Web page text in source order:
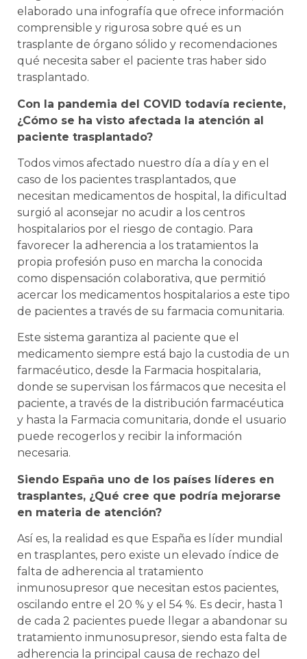
elaborado una infografía que ofrece información
comprensible y rigurosa sobre qué es un
trasplante de órgano sólido y recomendaciones
qué necesita saber el paciente tras haber sido
trasplantado.
Con la pandemia del COVID todavía reciente,
¿Cómo se ha visto afectada la atención al
paciente trasplantado?
Todos vimos afectado nuestro día a día y en el
caso de los pacientes trasplantados, que
necesitan medicamentos de hospital, la dificultad
surgió al aconsejar no acudir a los centros
hospitalarios por el riesgo de contagio. Para
favorecer la adherencia a los tratamientos la
propia profesión puso en marcha la conocida
como dispensación colaborativa, que permitió
acercar los medicamentos hospitalarios a este tipo
de pacientes a través de su farmacia comunitaria.
Este sistema garantiza al paciente que el
medicamento siempre está bajo la custodia de un
farmacéutico, desde la Farmacia hospitalaria,
donde se supervisan los fármacos que necesita el
paciente, a través de la distribución farmacéutica
y hasta la Farmacia comunitaria, donde el usuario
puede recogerlos y recibir la información
necesaria.
Siendo España uno de los países líderes en
trasplantes, ¿Qué cree que podría mejorarse
en materia de atención?
Así es, la realidad es que España es líder mundial
en trasplantes, pero existe un elevado índice de
falta de adherencia al tratamiento
inmunosupresor que necesitan estos pacientes,
oscilando entre el 20 % y el 54 %. Es decir, hasta 1
de cada 2 pacientes puede llegar a abandonar su
tratamiento inmunosupresor, siendo esta falta de
adherencia la principal causa de rechazo del